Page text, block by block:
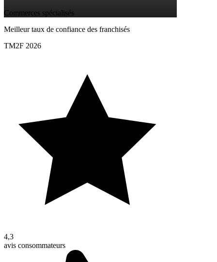
Commerces spécialisés
Meilleur taux de confiance des franchisés
TM2F 2026
4,3
avis consommateurs